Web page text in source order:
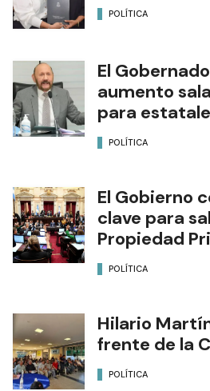
POLÍTICA
El
aumento
para
POLÍTICA
El Gobierno
clave para
Propiedad
POLÍTICA
Hilario
frente de la
POLÍTICA